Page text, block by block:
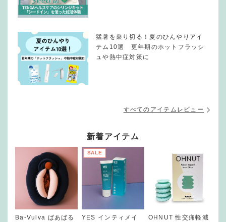
猛暑を乗り切る！夏のひんやりアイ
テム10選 更年期のホットフラッシ
ュや熱中症対策に
すべてのアイテムレビュー
新着アイテム
Ba-Vulva ばあばる
SALE
YES インティメイ
OHNUT 性交痛軽減